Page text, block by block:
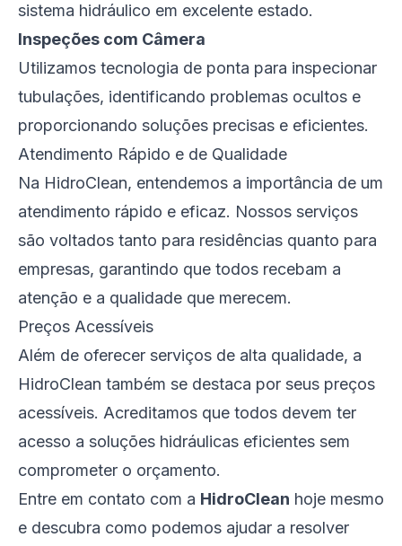
sistema hidráulico em excelente estado.
Inspeções com Câmera
Utilizamos tecnologia de ponta para inspecionar
tubulações, identificando problemas ocultos e
proporcionando soluções precisas e eficientes.
Atendimento Rápido e de Qualidade
Na HidroClean, entendemos a importância de um
atendimento rápido e eficaz. Nossos serviços
são voltados tanto para residências quanto para
empresas, garantindo que todos recebam a
atenção e a qualidade que merecem.
Preços Acessíveis
Além de oferecer serviços de alta qualidade, a
HidroClean também se destaca por seus preços
acessíveis. Acreditamos que todos devem ter
acesso a soluções hidráulicas eficientes sem
comprometer o orçamento.
Entre em contato com a HidroClean hoje mesmo
e descubra como podemos ajudar a resolver